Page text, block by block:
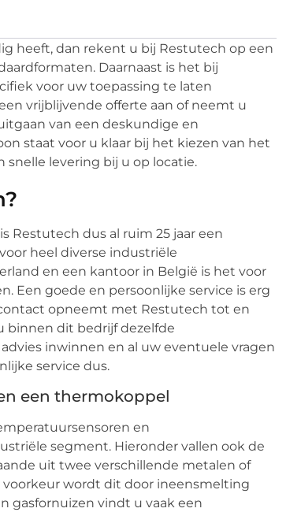
heeft, dan rekent u bij Restutech op een
Daarnaast is het bij
voor uw toepassing te laten
vrijblijvende offerte aan of neemt u
van een deskundige en
staat voor u klaar bij het kiezen van het
levering bij u op locatie.
Restutech dus al ruim 25 jaar een
heel diverse industriële
en een kantoor in België is het voor
Een goede en persoonlijke service is erg
opneemt met Restutech tot en
binnen dit bedrijf dezelfde
inwinnen en al uw eventuele vragen
service dus.
een thermokoppel
en
segment. Hieronder vallen ook de
uit twee verschillende metalen of
wordt dit door ineensmelting
gasfornuizen vindt u vaak een